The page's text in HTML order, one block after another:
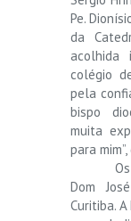
Pe.
da
acolhida
colégio
pela
bispo
muita
para
Dom
Curitiba.